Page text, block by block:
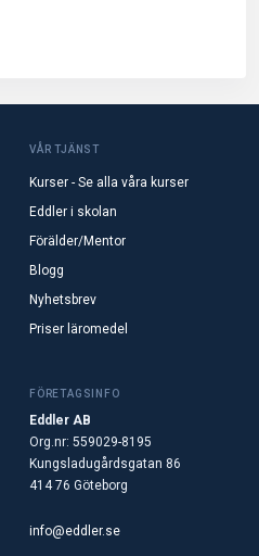
VÅR TJÄNST
Kurser - Se alla våra kurser
Eddler i skolan
Förälder/Mentor
Blogg
Nyhetsbrev
Priser läromedel
FÖRETAGSINFO
Eddler AB
Org.nr: 559029-8195
Kungsladugårdsgatan 86
414 76 Göteborg
info@eddler.se